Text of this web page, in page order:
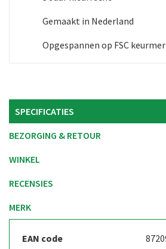
Gemaakt in Nederland
Opgespannen op FSC
SPECIFICATIES
BEZORGING & RETOUR
WINKEL
RECENSIES
MERK
EAN code